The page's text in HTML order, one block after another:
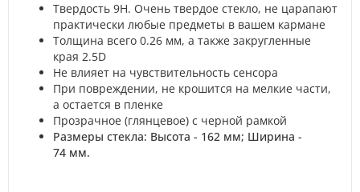
Твердость 9H. Очень твердое стекло, не царапают
практически любые предметы в вашем кармане
Толщина всего 0.26 мм, а также закругленные
края 2.5D
Не влияет на чувствительность сенсора
При повреждении, не крошится на мелкие части,
а остается в пленке
Прозрачное (глянцевое) с черной рамкой
Размеры стекла: Высота - 162 мм; Ширина -
74 мм.